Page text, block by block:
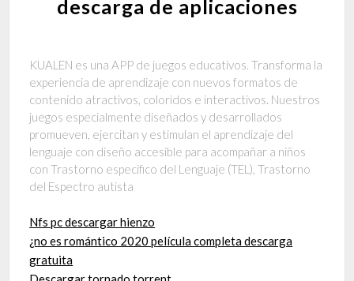
descarga de aplicaciones
KUALEN es una APP de juegos educativos. Transforma la
experiencia de aprendizaje con nuevos formatos de
contenido atractivos, coloridos e interactivos. Nuestros
juegos especialmente diseñados y desarrollados
promueven, ejercitan y estimulan el aprendizaje del
lenguaje con diseño accesible para acompañar a niños
con Trastorno especifico del Lenguaje (TEL), Trastorno
del Espectro autista
Nfs pc descargar hienzo
¿no es romántico 2020 película completa descarga
gratuita